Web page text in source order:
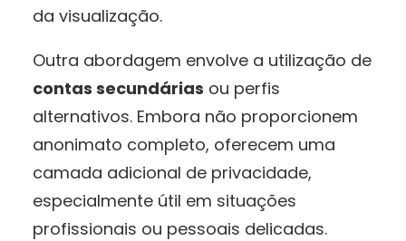
da visualização.
Outra abordagem envolve a utilização de
contas secundárias ou perfis
alternativos. Embora não proporcionem
anonimato completo, oferecem uma
camada adicional de privacidade,
especialmente útil em situações
profissionais ou pessoais delicadas.